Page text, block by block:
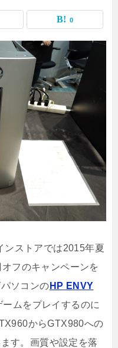
0
ンストアでは2015年夏
フのキャンペーンを
ソコンの HP ENVY
ームをプレイするのに
からGTX980への
す。画質や設定を落